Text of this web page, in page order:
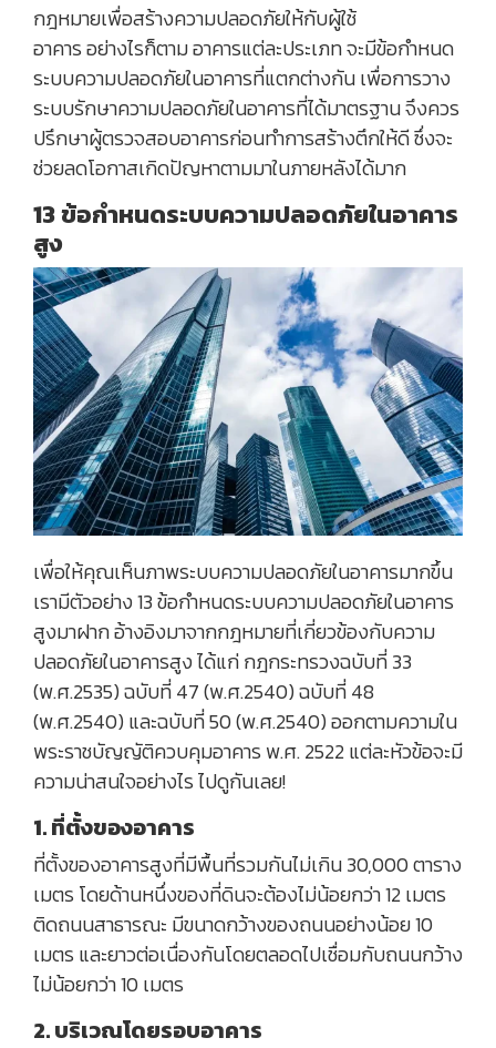
กฎหมายเพื่อสร้างความปลอดภัยให้กับผู้ใช้
อาคาร อย่างไรก็ตาม อาคารแต่ละประเภท จะมีข้อกำหนด
ระบบความปลอดภัยในอาคารที่แตกต่างกัน เพื่อการวาง
ระบบรักษาความปลอดภัยในอาคารที่ได้มาตรฐาน จึงควร
ปรึกษาผู้ตรวจสอบอาคารก่อนทำการสร้างตึกให้ดี ซึ่งจะ
ช่วยลดโอกาสเกิดปัญหาตามมาในภายหลังได้มาก
13 ข้อกำหนดระบบความปลอดภัยในอาคาร
สูง
เพื่อให้คุณเห็นภาพระบบความปลอดภัยในอาคารมากขึ้น
เรามีตัวอย่าง 13 ข้อกำหนดระบบความปลอดภัยในอาคาร
สูงมาฝาก อ้างอิงมาจากกฎหมายที่เกี่ยวข้องกับความ
ปลอดภัยในอาคารสูง ได้แก่ กฎกระทรวงฉบับที่ 33
(พ.ศ.2535) ฉบับที่ 47 (พ.ศ.2540) ฉบับที่ 48
(พ.ศ.2540) และฉบับที่ 50 (พ.ศ.2540) ออกตามความใน
พระราชบัญญัติควบคุมอาคาร พ.ศ. 2522 แต่ละหัวข้อจะมี
ความน่าสนใจอย่างไร ไปดูกันเลย!
1. ที่ตั้งของอาคาร
ที่ตั้งของอาคารสูงที่มีพื้นที่รวมกันไม่เกิน 30,000 ตาราง
เมตร โดยด้านหนึ่งของที่ดินจะต้องไม่น้อยกว่า 12 เมตร
ติดถนนสาธารณะ มีขนาดกว้างของถนนอย่างน้อย 10
เมตร และยาวต่อเนื่องกันโดยตลอดไปเชื่อมกับถนนกว้าง
ไม่น้อยกว่า 10 เมตร
2. บริเวณโดยรอบอาคาร